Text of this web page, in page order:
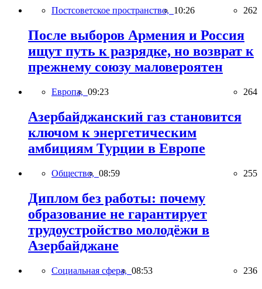
Постсоветское пространство, 10:26 262
После выборов Армения и Россия
ищут путь к разрядке, но возврат к
прежнему союзу маловероятен
Европа, 09:23 264
Азербайджанский газ становится
ключом к энергетическим
амбициям Турции в Европе
Общество, 08:59 255
Диплом без работы: почему
образование не гарантирует
трудоустройство молодёжи в
Азербайджане
Социальная сфера, 08:53 236